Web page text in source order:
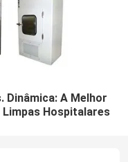
Dinâmica: A Melhor
Limpas Hospitalares